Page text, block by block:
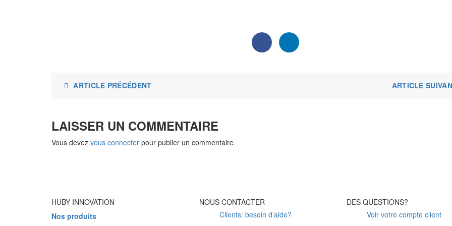
ARTICLE PRÉCÉDENT ARTICLE
LAISSER UN COMMENTAIRE
Vous devez vous connecter pour publier un commentaire.
HUBY INNOVATION
Nos produits
NOUS CONTACTER
Clients: besoin d’aide?
DES QUESTIONS?
Voir votre compte client